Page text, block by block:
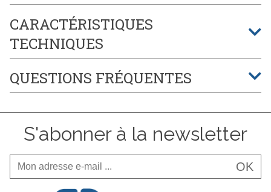
CARACTÉRISTIQUES
TECHNIQUES
QUESTIONS FRÉQUENTES
S'abonner à la newsletter
OK